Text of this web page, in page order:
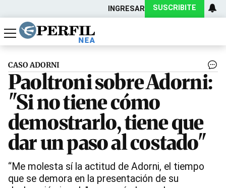
INGRESAR SUSCRIBITE
Política
Economía
Actualidad
CASO ADORNI
Paoltroni sobre Adorni:
"Si no tiene cómo
demostrarlo, tiene que
dar un paso al costado"
“Me molesta sí la actitud de Adorni, el tiempo
que se demora en la presentación de su